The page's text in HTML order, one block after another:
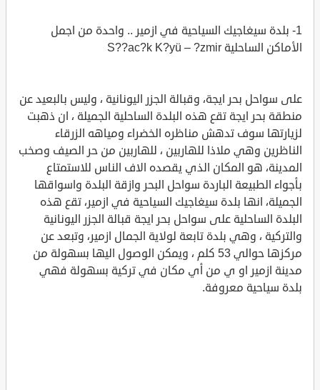
1- بلدة سيغاجيك السياحية في ازمير .. واحدة من اجمل
الأماكن الساحلية S??ac?k K?yü – ?zmir
على سواحل بحر ايجة، وقبالة الجزر اليونانية ، وليس بالبعيد عن
منطقة بحر ايجة تقع هذه البلدة الساحلية الجميلة ، ان ذهبت
لزيارتها سوف تدهش مناظره الخضراء ومياهه الزرقاء
الناظرين وهي ملاذا للهاربين ، للهاربين من حر الصيف وصخب
المدينة، هو المكان الذي يقصده الاف الناس للاستمتاع
بأجواء الطبيعة الباردة سواحل البحر وازقة البلدة واسواقها
الجميلة، انها بلدة سيغاجيك السياحية في ازمير، تقع هذه
البلدة الساحلية على سواحل بحر ايجة قبالة الجزر اليونانية
والتركية ، وهي بلدة تابعة لولاية الجمال ازمير، وتبعد عن
مركزها حوالي 53 كلم ، ويمكن الوصول اليها بسهولة من
مدينة ازمير او ي من أي مكان في تركية بسهولة فهي
بلدة سياحية معروفة.